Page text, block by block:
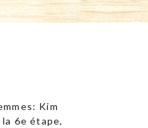
Kim
6e étape,